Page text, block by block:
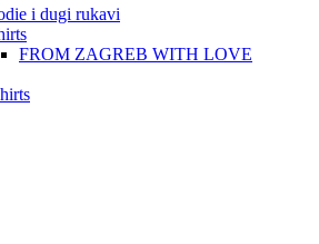
i dugi rukavi
FROM ZAGREB WITH LOVE